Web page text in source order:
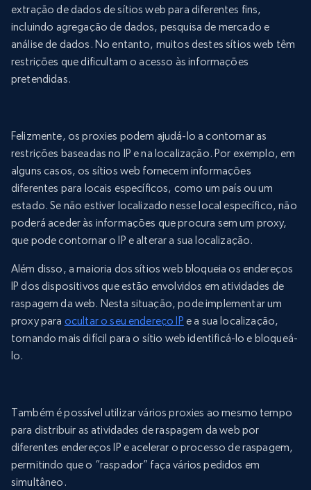
extração de dados de sítios web para diferentes fins,
incluindo agregação de dados, pesquisa de mercado e
análise de dados. No entanto, muitos destes sítios web têm
restrições que dificultam o acesso às informações
pretendidas.
Felizmente, os proxies podem ajudá-lo a contornar as
restrições baseadas no IP e na localização. Por exemplo, em
alguns casos, os sítios web fornecem informações
diferentes para locais específicos, como um país ou um
estado. Se não estiver localizado nesse local específico, não
poderá aceder às informações que procura sem um proxy,
que pode contornar o IP e alterar a sua localização.
Além disso, a maioria dos sítios web bloqueia os endereços
IP dos dispositivos que estão envolvidos em atividades de
raspagem da web. Nesta situação, pode implementar um
proxy para ocultar o seu endereço IP e a sua localização,
tornando mais difícil para o sítio web identificá-lo e bloqueá-
lo.
Também é possível utilizar vários proxies ao mesmo tempo
para distribuir as atividades de raspagem da web por
diferentes endereços IP e acelerar o processo de raspagem,
permitindo que o “raspador” faça vários pedidos em
simultâneo.